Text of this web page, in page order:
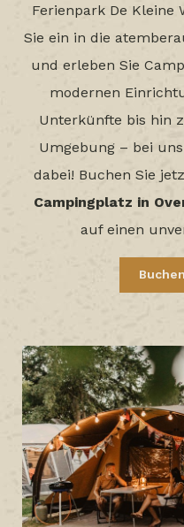
Ferienpark De Kleine
Sie ein in die
und erleben Sie
modernen
Unterkünfte bis hin
Umgebung – bei
dabei! Buchen Sie
Campingplatz in
auf einen